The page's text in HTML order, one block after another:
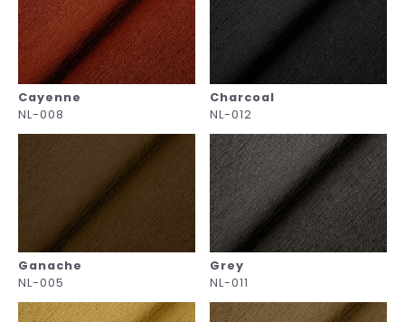
Cayenne
NL-008
Charcoal
NL-012
Ganache
NL-005
Grey
NL-011